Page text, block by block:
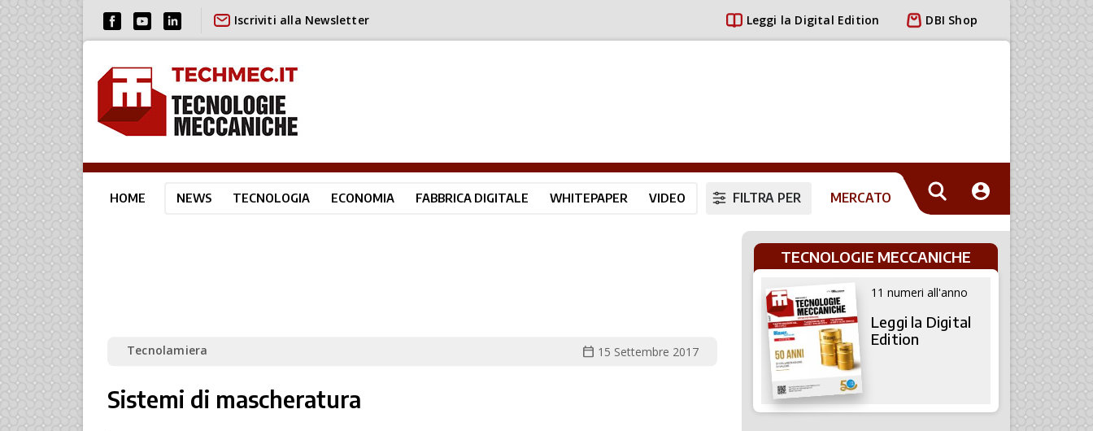
Iscriviti alla Newsletter Leggi la Digital Edition DBI Shop
HOME NEWS TECNOLOGIA ECONOMIA FABBRICA DIGITALE WHITEPAPER VIDEO FILTRA PER MERCATO
Tecnolamiera calendar_today 15 Settembre 2017
Sistemi di mascheratura
TECNOLOGIE MECCANICHE
11 numeri all'anno
Leggi la Digital
Edition